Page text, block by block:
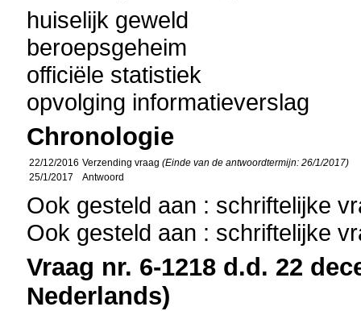
huiselijk geweld
beroepsgeheim
officiële statistiek
opvolging informatieverslag
Chronologie
22/12/2016 Verzending vraag(Einde van de antwoordtermijn: 26/1/2017)
25/1/2017
Antwoord
Ook gesteld aan : schriftelijke
Ook gesteld aan : schriftelijke
Vraag nr. 6-1218 d.d. 22
Nederlands)